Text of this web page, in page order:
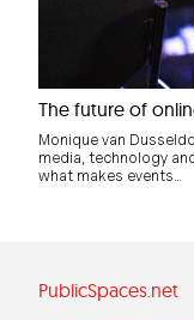
The future of
Monique van
media, technology
what makes events…
PublicSpaces.net